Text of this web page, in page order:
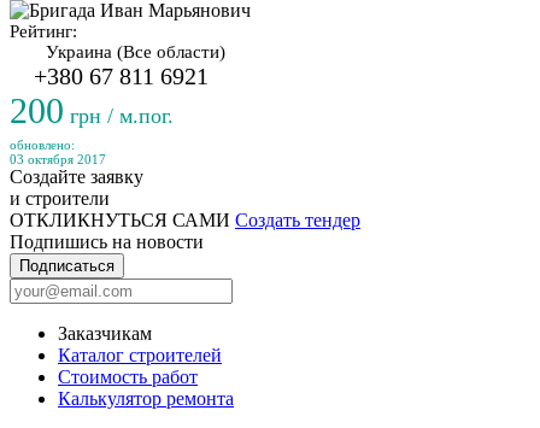
Рейтинг:
Украина (Все области)
+380 67 811 6921
200 грн / м.пог.
обновлено:
03 октября 2017
Создайте заявку
и строители
ОТКЛИКНУТЬСЯ САМИ Создать тендер
Подпишись на новости
Подписаться
Заказчикам
Каталог строителей
Стоимость работ
Калькулятор ремонта